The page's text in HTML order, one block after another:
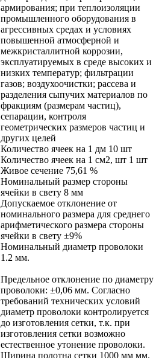
армирования; при теплоизоляции
промышленного оборудования в
агрессивных средах и условиях
повышенной атмосферной и
межкристаллитной коррозии,
эксплуатируемых в среде высоких и
низких температур; фильтрации
газов; воздухоочистки; рассева и
разделения сыпучих материалов по
фракциям (размерам частиц),
сепарации, контроля
геометрических размеров частиц и
других целей
Количество ячеек на 1 дм 10 шт
Количество ячеек на 1 см2, шт 1 шт
Живое сечение 75,61 %
Номинальный размер стороны
ячейки в свету 8 мм
Допускаемое отклонение от
номинального размера для среднего
арифметического размера стороны
ячейки в свету ±9%
Номинальный диаметр проволоки
1.2 мм.
Предельное отклонение по диаметру
проволоки: ±0,06 мм. Согласно
требований технических условий
диаметр проволоки контролируется
до изготовления сетки, т.к. при
изготовления сетки возможно
естественное утонение проволоки.
Ширина полотна сетки 1000 мм мм.